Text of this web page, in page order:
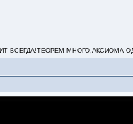
ВСЕГДА!ТЕОРЕМ-МНОГО,АКСИОМА-